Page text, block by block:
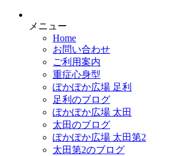
メニュー
Home
お問い合わせ
ご利用案内
重症心身型
ぽかぽか広場 足利
足利のブログ
ぽかぽか広場 太田
太田のブログ
ぽかぽか広場 太田第2
太田第2のブログ